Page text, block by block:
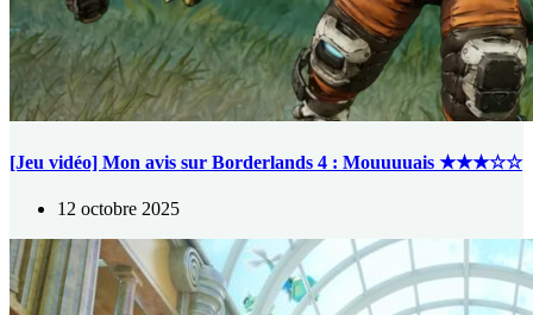
[Jeu vidéo] Mon avis sur Borderlands 4 : Mouuuuais ★★★☆☆
12 octobre 2025